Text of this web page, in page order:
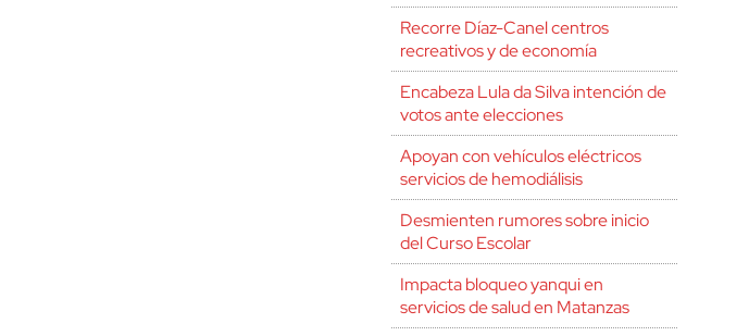
Recorre Díaz-Canel centros
recreativos y de economía
Encabeza Lula da Silva intención de
votos ante elecciones
Apoyan con vehículos eléctricos
servicios de hemodiálisis
Desmienten rumores sobre inicio
del Curso Escolar
Impacta bloqueo yanqui en
servicios de salud en Matanzas